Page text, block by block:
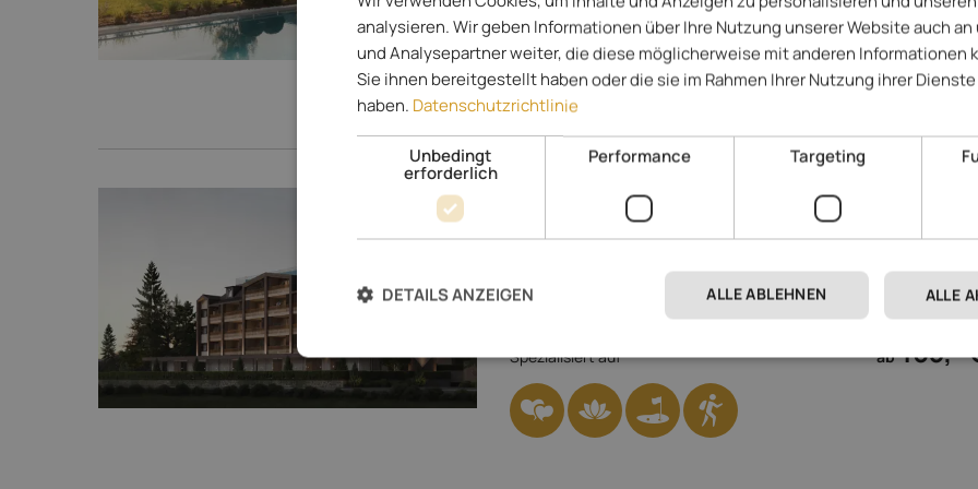
Spezialisiert auf
ab
Majestic – Unique Spa Resort
Dolomiten - Reischach
Im 4****S-Hotel am Kronplatz verbringen Sie eine Auszeit in
Ambiente, mit Top-Wohlfühlangebot & Feinschmeckerküche.
auf tolle Aktivitäten & Ihre Lieblingssportarten!
Spezialisiert auf
ab165,-
analysieren. Wir geben Informationen über Ihre Nutzung unserer Website auch an
und Analysepartner weiter, die diese möglicherweise mit anderen Informationen
Sie ihnen bereitgestellt haben oder die sie im Rahmen Ihrer Nutzung ihrer
haben. Datenschutzrichtlinie
Unbedingt
erforderlich
Performance Targeting
ALLE
ALLE ABLEHNEN
DETAILS ANZEIGEN